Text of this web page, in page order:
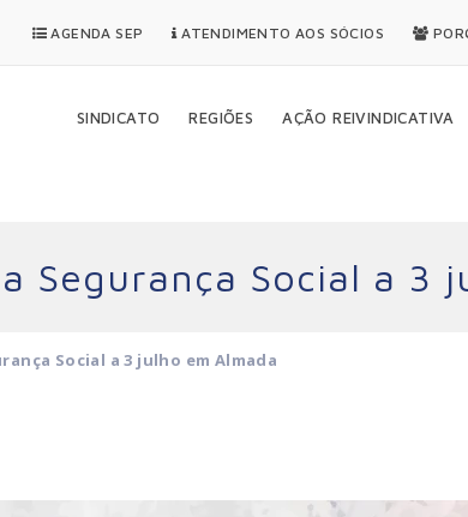
AGENDA SEP ATENDIMENTO AOS SÓCIOS
SINDICATO REGIÕES AÇÃO REIVINDICATIVA
Segurança Social a 3
Social a 3 julho em Almada